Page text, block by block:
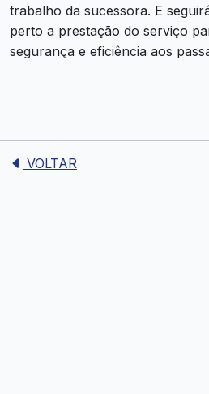
trabalho da sucessora. E
perto a prestação do serviço
segurança e eficiência aos
VOLTAR